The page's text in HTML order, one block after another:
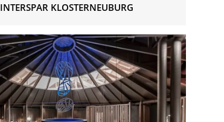
INTERSPAR KLOSTERNEUBURG